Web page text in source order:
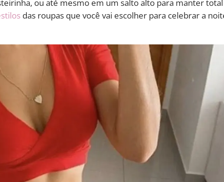
ou até mesmo em um salto alto para manter total
das roupas que você vai escolher para celebrar a